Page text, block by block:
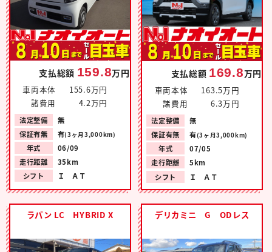
支払総額 159.8万円
車両本体
155.6万円
諸費用
4.2万円
法定整備
無
保証有無
有(3ヶ月3,000km)
年式
06/09
走行距離
35km
シフト
Ｉ ＡＴ
支払総額 169.8万円
車両本体
163.5万円
諸費用
6.3万円
法定整備
無
保証有無
有(3ヶ月3,000km)
年式
07/05
走行距離
5km
シフト
Ｉ ＡＴ
ラパン LC HYBRID X デリカミニ G ODレス